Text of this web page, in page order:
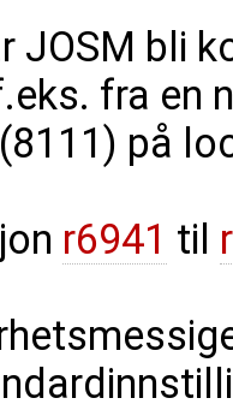
JOSM bli
fra en
på
r6941 til